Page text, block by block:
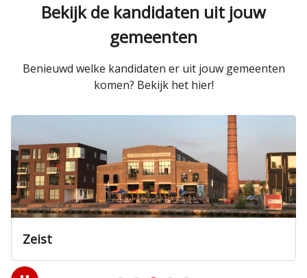
Bekijk de kandidaten uit jouw
gemeenten
Benieuwd welke kandidaten er uit jouw gemeenten
komen? Bekijk het hier!
Zeist